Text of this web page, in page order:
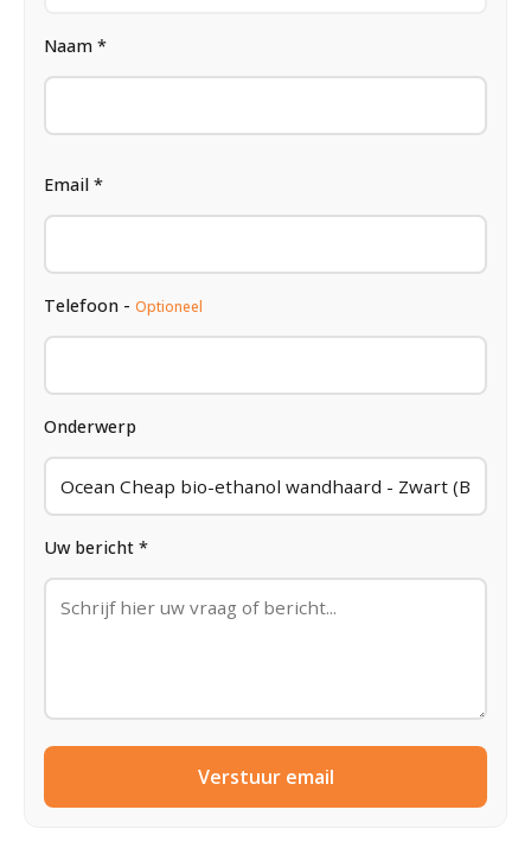
Naam *
Email *
Telefoon - Optioneel
Onderwerp
Uw bericht *
Verstuur email